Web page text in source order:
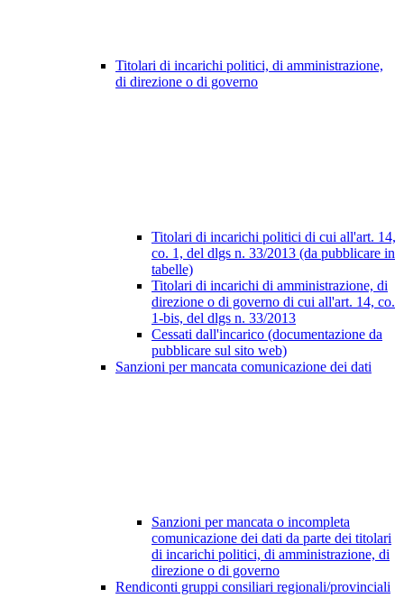
Titolari di incarichi politici, di amministrazione,
di direzione o di governo
Titolari di incarichi politici di cui all'art. 14,
co. 1, del dlgs n. 33/2013 (da pubblicare in
tabelle)
Titolari di incarichi di amministrazione, di
direzione o di governo di cui all'art. 14, co.
1-bis, del dlgs n. 33/2013
Cessati dall'incarico (documentazione da
pubblicare sul sito web)
Sanzioni per mancata comunicazione dei dati
Sanzioni per mancata o incompleta
comunicazione dei dati da parte dei titolari
di incarichi politici, di amministrazione, di
direzione o di governo
Rendiconti gruppi consiliari regionali/provinciali